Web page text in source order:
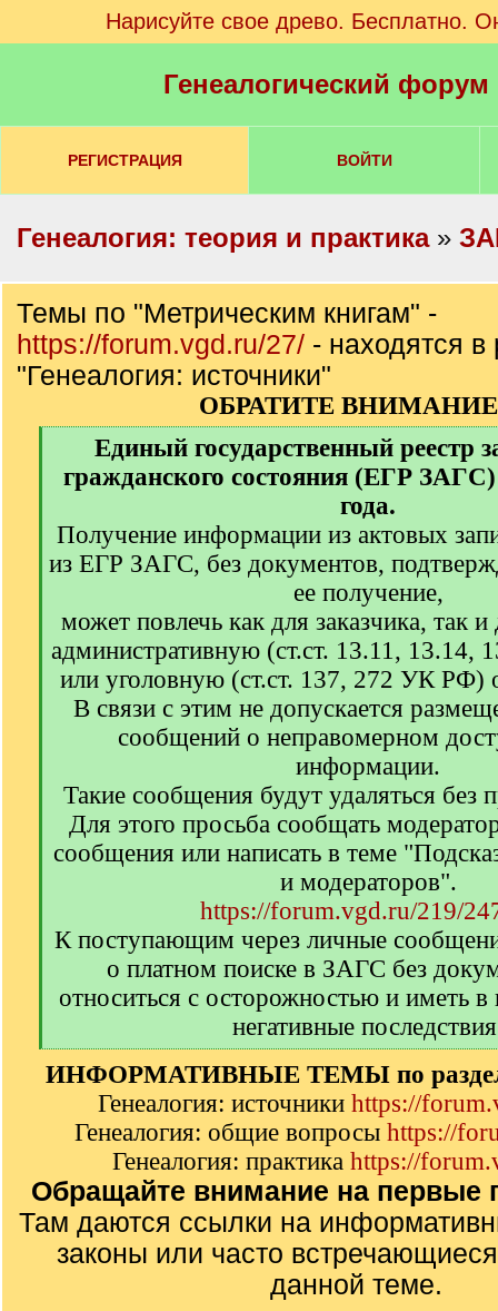
Нарисуйте свое древо. Бесплатно.
Генеалогический
РЕГИСТРАЦИЯ ВОЙТИ
Генеалогия: теория и практика»
Темы по "Метрическим книгам" -
https://forum.vgd.ru/27/ - находятся в
"Генеалогия: источники"
ОБРАТИТЕ
Единый государственный реестр
гражданского состояния (ЕГР ЗАГС)
года.
Получение информации из актовых
из ЕГР ЗАГС, без документов,
ее получение,
может повлечь как для заказчика, так
административную (ст.ст. 13.11,
или уголовную (ст.ст. 137, 272 УК РФ)
В связи с этим не допускается
сообщений о неправомерном
информации.
Такие сообщения будут удаляться без
Для этого просьба сообщать
сообщения или написать в теме
и модераторов".
https://forum.vgd.ru/219/
К поступающим через личные
о платном поиске в ЗАГС без
относиться с осторожностью и иметь
негативные
[
/
ИНФОРМАТИВНЫЕ ТЕМЫ по
Генеалогия: источники https://
Генеалогия: общие вопросы https://
Генеалогия: практика https://
Обращайте внимание на первые
Там даются ссылки на
законы или часто
данной теме.